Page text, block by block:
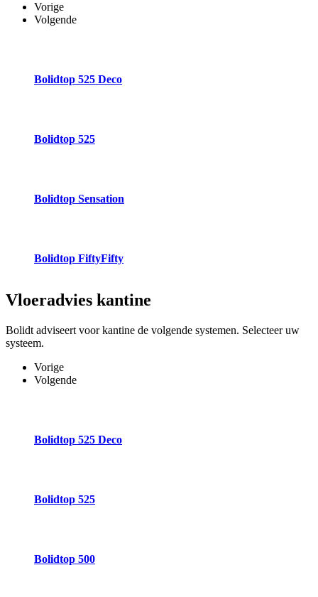
Vorige
Volgende
Bolidtop 525 Deco
Bolidtop 525
Bolidtop Sensation
Bolidtop FiftyFifty
Vloeradvies kantine
Bolidt adviseert voor kantine de volgende systemen. Selecteer uw
systeem.
Vorige
Volgende
Bolidtop 525 Deco
Bolidtop 525
Bolidtop 500